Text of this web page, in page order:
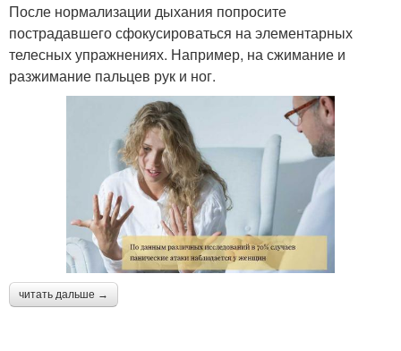
После нормализации дыхания попросите
пострадавшего сфокусироваться на элементарных
телесных упражнениях. Например, на сжимание и
разжимание пальцев рук и ног.
читать дальше →